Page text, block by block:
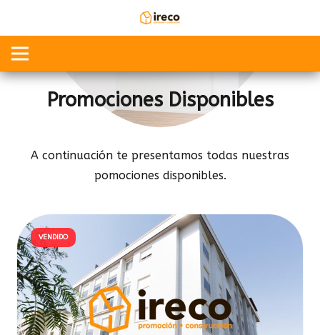
Promociones Disponibles
A continuación te presentamos todas nuestras
pomociones disponibles.
VENDIDO